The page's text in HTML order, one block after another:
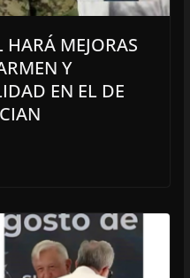
MEJORAS
Y
EN EL DE